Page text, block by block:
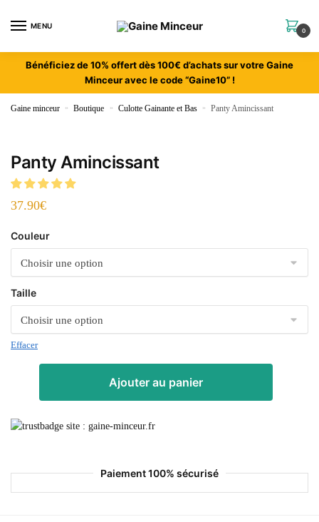
MENU
0
Bénéficiez de 10% offert dès 100€ d’achats sur votre Gaine
Minceur avec le code “Gaine10” !
Gaine minceur » Boutique » Culotte Gainante et Bas » Panty Amincissant
Panty Amincissant
37.90€
Couleur
Taille
Effacer
Ajouter au panier
Paiement 100% sécurisé